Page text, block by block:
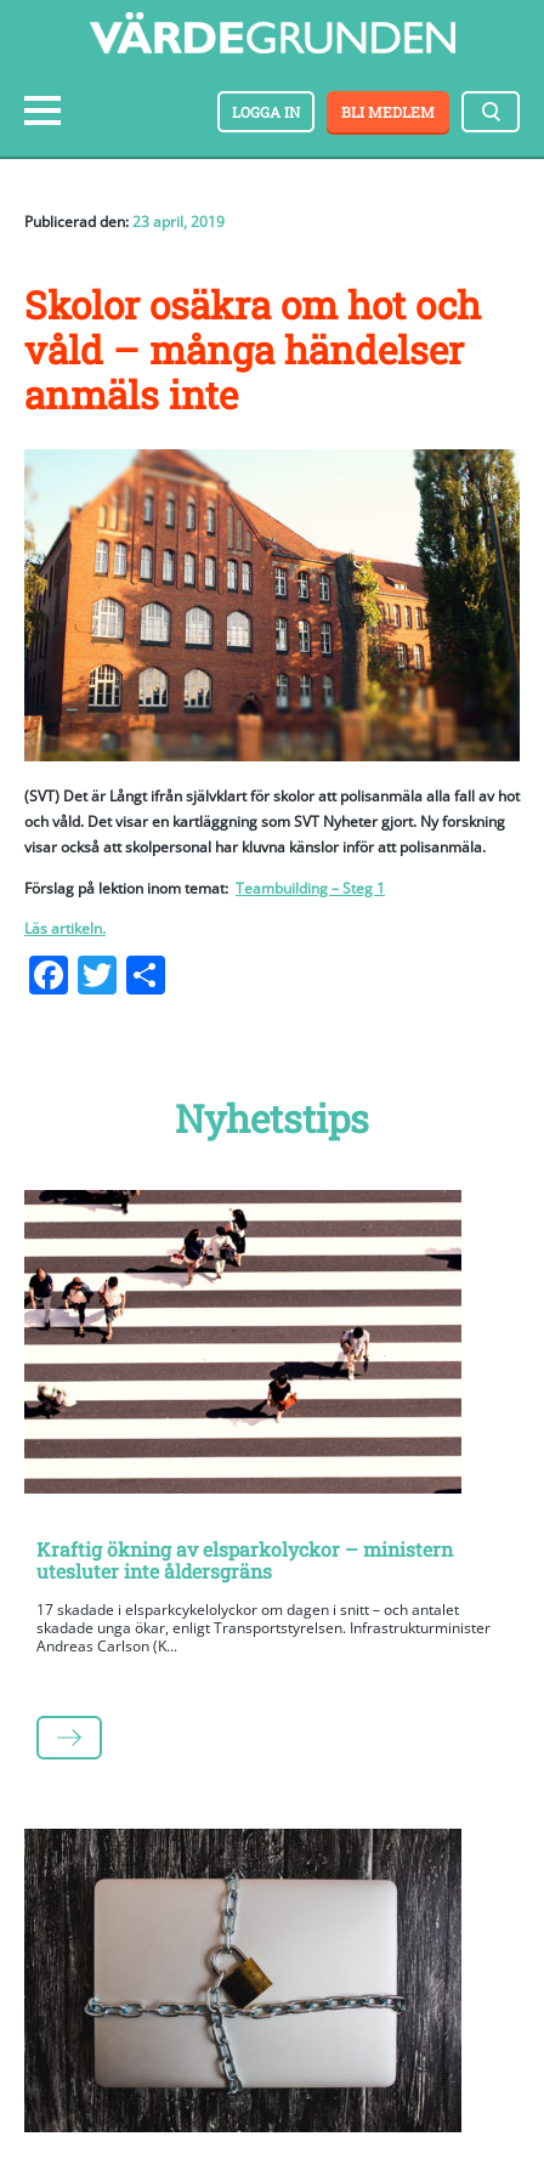
BLI MEDLEM
LOGGA IN
Publicerad den:23 april, 2019
Skolor osäkra om hot och
våld – många händelser
anmäls inte
(SVT) Det är Långt ifrån självklart för skolor att polisanmäla alla fall av hot
och våld. Det visar en kartläggning som SVT Nyheter gjort. Ny forskning
visar också att skolpersonal har kluvna känslor inför att polisanmäla.
Förslag på lektion inom temat: Teambuilding – Steg 1
Läs artikeln.
Facebook
Twitter
Nyhetstips
Kraftig ökning av elsparkolyckor – ministern
utesluter inte åldersgräns
17 skadade i elsparkcykelolyckor om dagen i snitt – och antalet
skadade unga ökar, enligt Transportstyrelsen. Infrastrukturminister
Andreas Carlson (K...
LÄS MER